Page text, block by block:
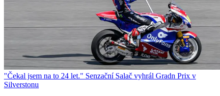
"Čekal jsem na to 24 let." Senzační Salač vyhrál Gradn Prix v
Silverstonu